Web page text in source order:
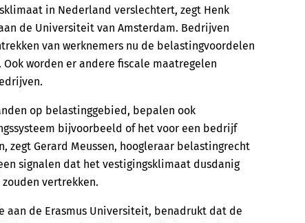
in Nederland verslechtert, zegt Henk
de Universiteit van Amsterdam. Bedrijven
van werknemers nu de belastingvoordelen
worden er andere fiscale maatregelen
op belastinggebied, bepalen ook
bijvoorbeeld of het voor een bedrijf
Gerard Meussen, hoogleraar belastingrecht
signalen dat het vestigingsklimaat dusdanig
vertrekken.
aan de Erasmus Universiteit, benadrukt dat de